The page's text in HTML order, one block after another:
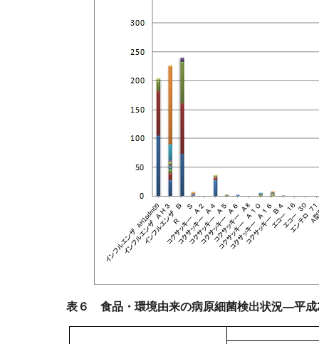
表６ 食品・環境由来の病原細菌検出状況―平成